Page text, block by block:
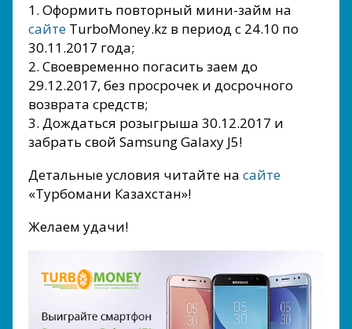
1. Оформить повторный мини-займ на
сайте TurboMoney.kz в период с 24.10 по
30.11.2017 года;
2. Своевременно погасить заем до
29.12.2017, без просрочек и досрочного
возврата средств;
3. Дождаться розыгрыша 30.12.2017 и
забрать свой Samsung Galaxy J5!
Детальные условия читайте на сайте
«Турбомани Казахстан»!
Желаем удачи!